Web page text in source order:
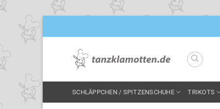
SCHLÄPPCHEN / SPITZENSCHUHE TRIKOTS